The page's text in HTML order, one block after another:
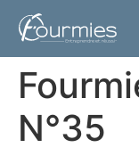
principal
N°35